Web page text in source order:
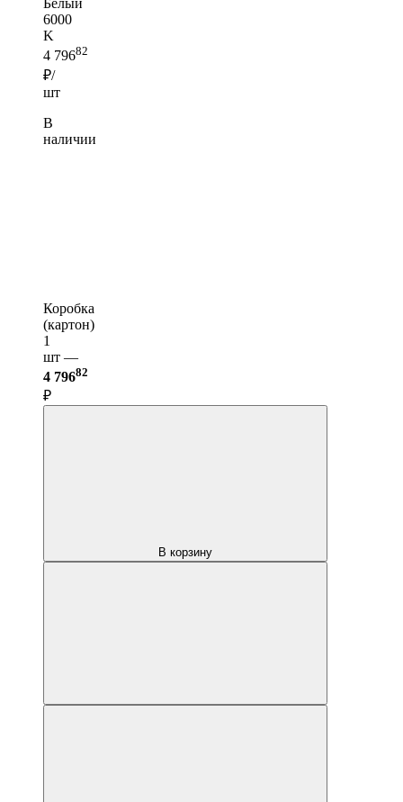
Белый
6000
K
4 79682
₽/
шт
В
наличии
Коробка
(картон)
1
шт —
4 79682
₽
В корзину